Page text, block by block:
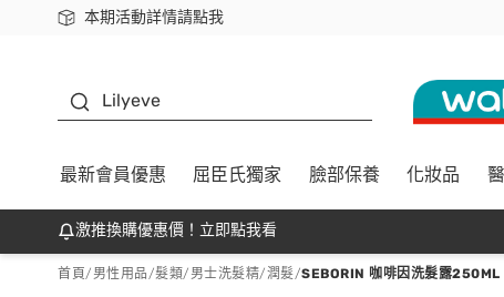
本期活動詳情請點我
下載app最高回饋$350
Lilyeve
最新會員優惠 屈臣氏獨家 臉部保養 化妝品
激推換購優惠價！立即點我看
首頁/ 男性用品/髮類/ 男士洗髮精/潤髮/SEBORIN 咖啡因洗髮露250ML